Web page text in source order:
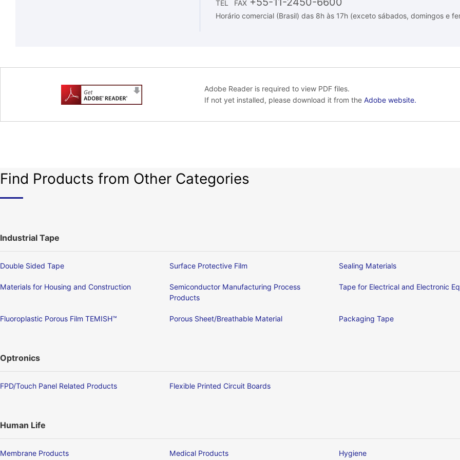
TEL FAX
Horário comercial (Brasil) das 8h às 17h (exceto sábados, domingos e
Adobe Reader is required to view PDF files.
If not yet installed, please download it from theAdobe website.
Find Products from Other Categories
Industrial Tape
Double Sided Tape Surface Protective Film Sealing Materials
Materials for Housing and Construction
Semiconductor Manufacturing Process
Products
Tape for Electrical and Electronic
Fluoroplastic Porous Film TEMISH™ Porous Sheet/Breathable Material Packaging Tape
Optronics
FPD/Touch Panel Related Products Flexible Printed Circuit Boards
Human Life
Membrane Products Medical Products Hygiene